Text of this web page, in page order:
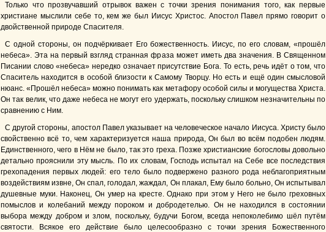
Только что прозвучавший отрывок важен с точки зрения понимания того, как первые
христиане мыслили себе то, кем же был Иисус Христос. Апостол Павел прямо говорит о
двойственной природе Спасителя.
С одной стороны, он подчёркивает Его божественность. Иисус, по его словам, «прошёл
небеса». Эта на первый взгляд странная фраза может иметь два значения. В Священном
Писании слово «небеса» нередко означает присутствие Бога. То есть, речь идёт о том, что
Спаситель находится в особой близости к Самому Творцу. Но есть и ещё один смысловой
нюанс. «Прошёл небеса» можно понимать как метафору особой силы и могущества Христа.
Он так велик, что даже небеса не могут его удержать, поскольку слишком незначительны по
сравнению с Ним.
С другой стороны, апостол Павел указывает на человеческое начало Иисуса. Христу было
свойственно всё то, чем характеризуется наша природа, Он был во всём подобен людям.
Единственного, чего в Нём не было, так это греха. Позже христианские богословы довольно
детально прояснили эту мысль. По их словам, Господь испытал на Себе все последствия
грехопадения первых людей: его тело было подвержено разного рода неблагоприятным
воздействиям извне, Он спал, голодал, жаждал, Он плакал, Ему было больно, Он испытывал
душевные муки. Наконец, Он умер на кресте. Однако при этом у Него не было греховных
помыслов и колебаний между пороком и добродетелью. Он не находился в состоянии
выбора между добром и злом, поскольку, будучи Богом, всегда непоколебимо шёл путём
святости. Всякое его действие было целесообразно с точки зрения Божественного